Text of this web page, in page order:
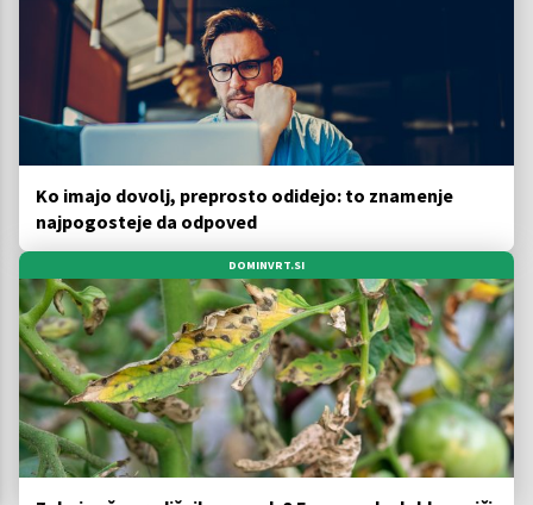
Ko imajo dovolj, preprosto odidejo: to znamenje
najpogosteje da odpoved
DOMINVRT.SI